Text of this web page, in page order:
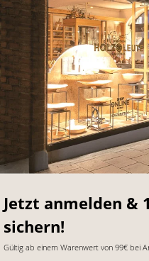
Jetzt anmelden &
sichern!
Gültig ab einem Warenwert von 99€ bei